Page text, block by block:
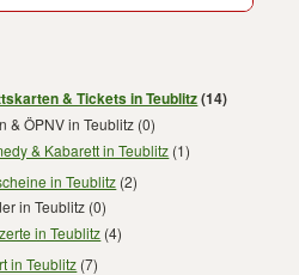
& Tickets in Teublitz(14)
& ÖPNV in Teublitz (0)
& Kabarett in Teublitz (1)
in Teublitz (2)
in Teublitz (0)
in Teublitz (4)
in Teublitz (7)